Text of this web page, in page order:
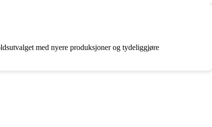
med nyere produksjoner og tydeliggjøre